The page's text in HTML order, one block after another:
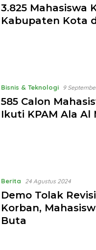
3.825 Mahasiswa
Kabupaten Kota
Bisnis & Teknologi 9
585 Calon
Ikuti KPAM Ala Al
Berita 24 Agustus 2024
Demo Tolak
Korban,
Buta